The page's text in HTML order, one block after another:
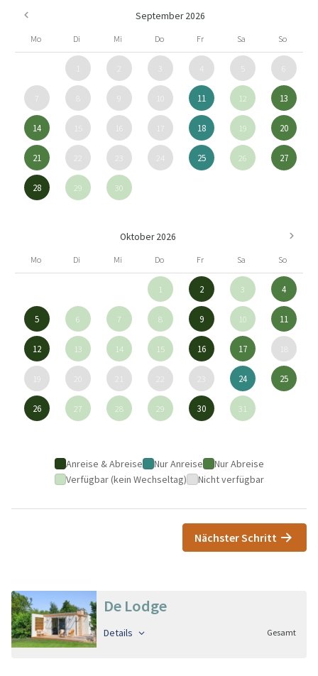
September 2026
Mo Di Mi Do Fr Sa So
11 12 13
14 18 19 20
21 25 26 27
28 29 30
Oktober 2026
Mo Di Mi Do Fr Sa So
1 2 3 4
5 6 7 8 9 10 11
12 13 14 15 16 17
24 25
26 27 28 29 30 31
Anreise & Abreise Nur Anreise
Nur Abreise
Verfügbar (kein Wechseltag)
Nicht verfügbar
Nächster Schritt
De Lodge
Details Gesamt